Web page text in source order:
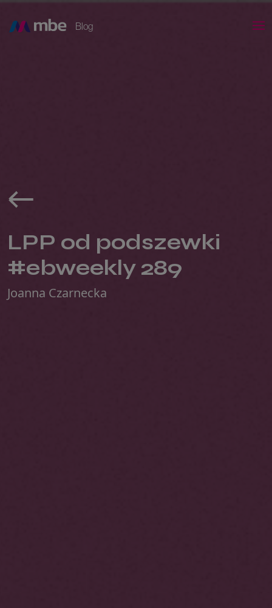
Blog
LPP od podszewki
#ebweekly 289
Joanna Czarnecka